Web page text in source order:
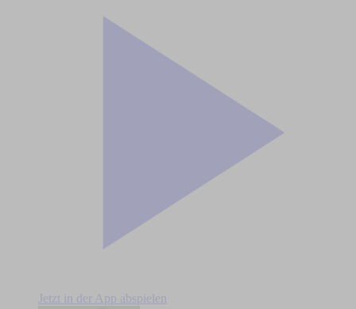
Jetzt in der App abspielen